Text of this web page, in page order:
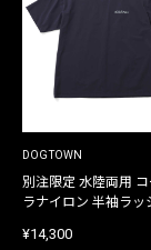
DOGTOWN
別注限定 水陸両用 コ
ラナイロン 半袖ラッ
¥14,300